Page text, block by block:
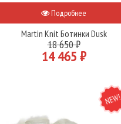
Подробнее
Martin Knit Ботинки Dusk
18 650 ₽
14 465 ₽
NEW